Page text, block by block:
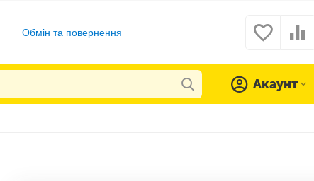
Обмін та повернення
Акаунт